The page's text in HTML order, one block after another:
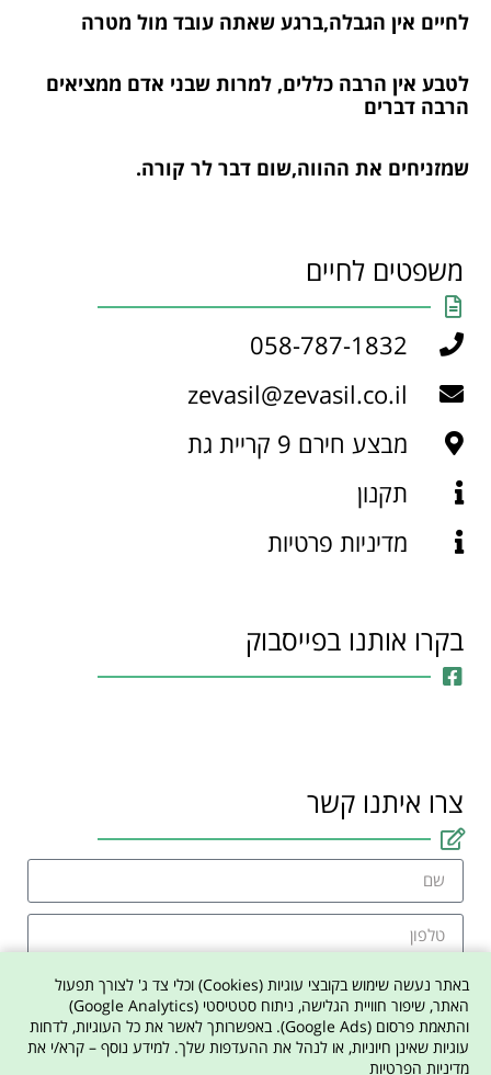
לחיים אין הגבלה,ברגע שאתה עובד מול מטרה
לטבע אין הרבה כללים, למרות שבני אדם ממציאים
הרבה דברים
שמזניחים את ההווה,שום דבר לר קורה.
משפטים לחיים
058-787-1832
zevasil@zevasil.co.il
מבצע חירם 9 קריית גת
תקנון
מדיניות פרטיות
בקרו אותנו בפייסבוק
צרו איתנו קשר
אני מסכים למדיניות הפרטיות באתר
באתר נעשה שימוש בקובצי עוגיות (Cookies) וכלי צד ג' לצורך תפעול
האתר, שיפור חוויית הגלישה, ניתוח סטטיסטי (Google Analytics)
והתאמת פרסום (Google Ads). באפשרותך לאשר את כל העוגיות, לדחות
עוגיות שאינן חיוניות, או לנהל את ההעדפות שלך. למידע נוסף – קרא/י את
מדיניות הפרטיות